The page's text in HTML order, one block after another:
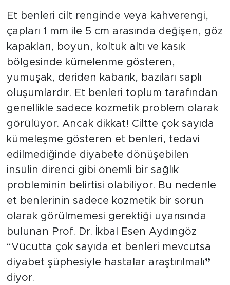
Et benleri cilt renginde veya kahverengi,
çapları 1 mm ile 5 cm arasında değişen, göz
kapakları, boyun, koltuk altı ve kasık
bölgesinde kümelenme gösteren,
yumuşak, deriden kabarık, bazıları saplı
oluşumlardır. Et benleri toplum tarafından
genellikle sadece kozmetik problem olarak
görülüyor. Ancak dikkat! Ciltte çok sayıda
kümeleşme gösteren et benleri, tedavi
edilmediğinde diyabete dönüşebilen
insülin direnci gibi önemli bir sağlık
probleminin belirtisi olabiliyor. Bu nedenle
et benlerinin sadece kozmetik bir sorun
olarak görülmemesi gerektiği uyarısında
bulunan Prof. Dr. İkbal Esen Aydıngöz
“Vücutta çok sayıda et benleri mevcutsa
diyabet şüphesiyle hastalar araştırılmalı”
diyor.